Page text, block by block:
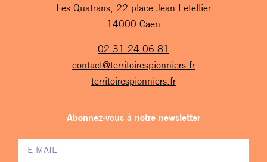
Les Quatrans, 22 place Jean Letellier
14000 Caen
02 31 24 06 81
contact@territoirespionniers.fr
territoirespionniers.fr
Abonnez-vous à notre newsletter